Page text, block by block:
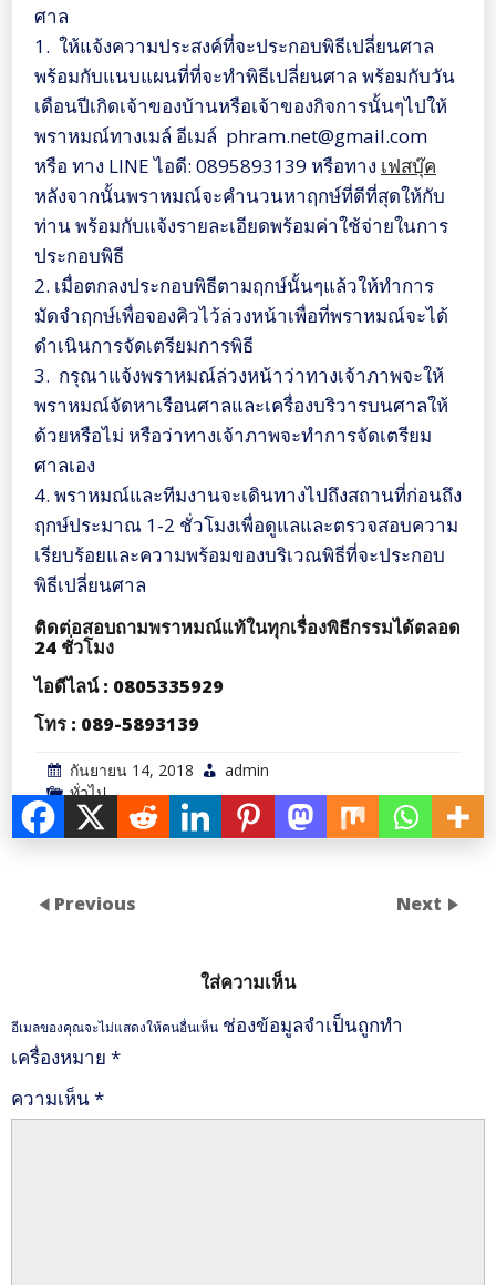
ศาล
1. ให้แจ้งความประสงค์ที่จะประกอบพิธีเปลี่ยนศาล
พร้อมกับแนบแผนที่ที่จะทำพิธีเปลี่ยนศาล พร้อมกับวัน
เดือนปีเกิดเจ้าของบ้านหรือเจ้าของกิจการนั้นๆไปให้
พราหมณ์ทางเมล์ อีเมล์ phram.net@gmail.com
หรือ ทาง LINE ไอดี: 0895893139 หรือทาง เฟสบุ๊ค
หลังจากนั้นพราหมณ์จะคำนวนหาฤกษ์ที่ดีที่สุดให้กับ
ท่าน พร้อมกับแจ้งรายละเอียดพร้อมค่าใช้จ่ายในการ
ประกอบพิธี
2. เมื่อตกลงประกอบพิธีตามฤกษ์นั้นๆแล้วให้ทำการ
มัดจำฤกษ์เพื่อจองคิวไว้ล่วงหน้าเพื่อที่พราหมณ์จะได้
ดำเนินการจัดเตรียมการพิธี
3. กรุณาแจ้งพราหมณ์ล่วงหน้าว่าทางเจ้าภาพจะให้
พราหมณ์จัดหาเรือนศาลและเครื่องบริวารบนศาลให้
ด้วยหรือไม่ หรือว่าทางเจ้าภาพจะทำการจัดเตรียม
ศาลเอง
4. พราหมณ์และทีมงานจะเดินทางไปถึงสถานที่ก่อนถึง
ฤกษ์ประมาณ 1-2 ชั่วโมงเพื่อดูแลและตรวจสอบความ
เรียบร้อยและความพร้อมของบริเวณพิธีที่จะประกอบ
พิธีเปลี่ยนศาล
ติดต่อสอบถามพราหมณ์แท้ในทุกเรื่องพิธีกรรมได้ตลอด
24 ชั่วโมง
ไอดีไลน์ : 0805335929
โทร : 089-5893139
กันยายน 14, 2018
admin
ทั่วไป
Previous Next
ใส่ความเห็น
อีเมลของคุณจะไม่แสดงให้คนอื่นเห็น ช่องข้อมูลจำเป็นถูกทำ
เครื่องหมาย *
ความเห็น*